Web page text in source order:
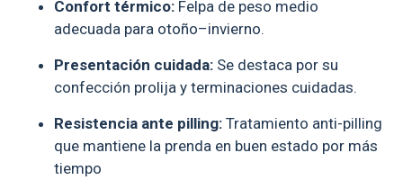
Confort térmico: Felpa de peso medio
adecuada para otoño–invierno.
Presentación cuidada: Se destaca por su
confección prolija y terminaciones cuidadas.
Resistencia ante pilling: Tratamiento anti-pilling
que mantiene la prenda en buen estado por más
tiempo